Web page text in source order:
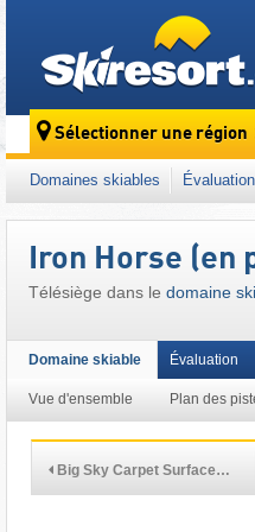
Sélectionner une région
Domaines skiables
Iron Horse (en
Télésiège dans le domaine
Domaine skiable
Vue d'ensemble Plan des
Évaluation
Big Sky Carpet Surface…